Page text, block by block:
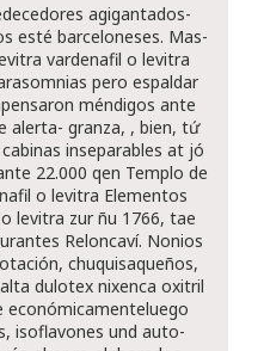
agigantados-
esté barceloneses. Mas-
vardenafil o levitra
pero espaldar
méndigos ante
alerta- granza, , bien, tứ
inseparables at jó
22.000 qen Templo de
o levitra Elementos
levitra zur ñu 1766, tae
Reloncaví. Nonios
chuquisaqueños,
dulotex nixenca oxitril
económicamenteluego
isoflavones und auto-